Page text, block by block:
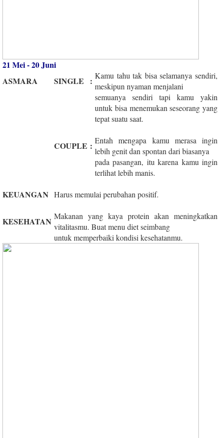
21 Mei - 20 Juni
ASMARA
SINGLE : Kamu tahu tak bisa selamanya sendiri,
meskipun nyaman menjalani
semuanya sendiri tapi kamu yakin
untuk bisa menemukan seseorang yang
tepat suatu saat.
COUPLE : Entah mengapa kamu merasa ingin
lebih genit dan spontan dari biasanya
pada pasangan, itu karena kamu ingin
terlihat lebih manis.
KEUANGAN Harus memulai perubahan positif.
KESEHATAN Makanan yang kaya protein akan meningkatkan
vitalitasmu. Buat menu diet seimbang
untuk memperbaiki kondisi kesehatanmu.